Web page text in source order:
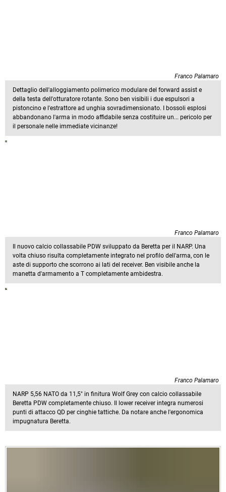
Franco Palamaro
Dettaglio dell'alloggiamento polimerico modulare del forward assist e
della testa dell'otturatore rotante. Sono ben visibili i due espulsori a
pistoncino e l'estrattore ad unghia sovradimensionato. I bossoli esplosi
abbandonano l'arma in modo affidabile senza costituire un... pericolo per
il personale nelle immediate vicinanze!
Franco Palamaro
Il nuovo calcio collassabile PDW sviluppato da Beretta per il NARP. Una
volta chiuso risulta completamente integrato nel profilo dell'arma, con le
aste di supporto che scorrono ai lati del receiver. Ben visibile anche la
manetta d'armamento a T completamente ambidestra.
Franco Palamaro
NARP 5,56 NATO da 11,5" in finitura Wolf Grey con calcio collassabile
Beretta PDW completamente chiuso. Il lower receiver integra numerosi
punti di attacco QD per cinghie tattiche. Da notare anche l'ergonomica
impugnatura Beretta.